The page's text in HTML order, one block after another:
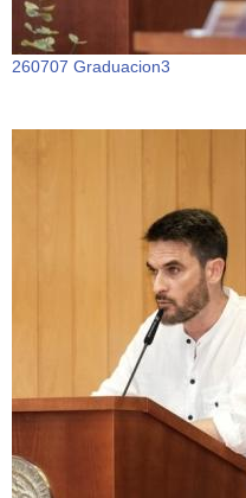
260707 Graduacion3